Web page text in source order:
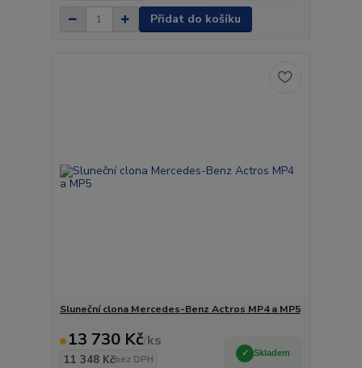
Přidat do košíku
Sluneční clona Mercedes-Benz Actros MP4 a MP5
13 730 Kč/ks
11 348 Kčbez DPH
Skladem